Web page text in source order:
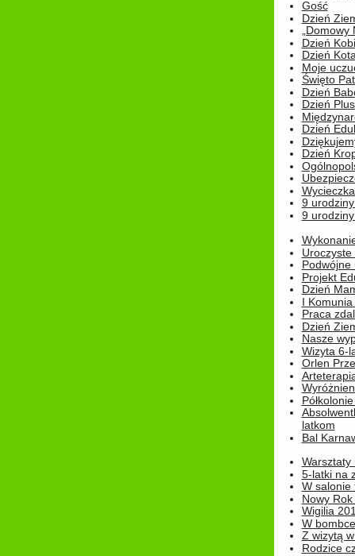
Gość
Dzień
Dzień
Dzień
Moje
Święto
Dzień
Dzień
Dzień
Dzień
9
9
Podwójne
Projekt
Dzień
I
Praca
Dzień
Nasze
Wizyta 6-
Orlen
latkom
Bal
Warsztaty
5-latki na
W salonie
Nowy
Wigilia
W bombce
Z wizytą
Rodzice